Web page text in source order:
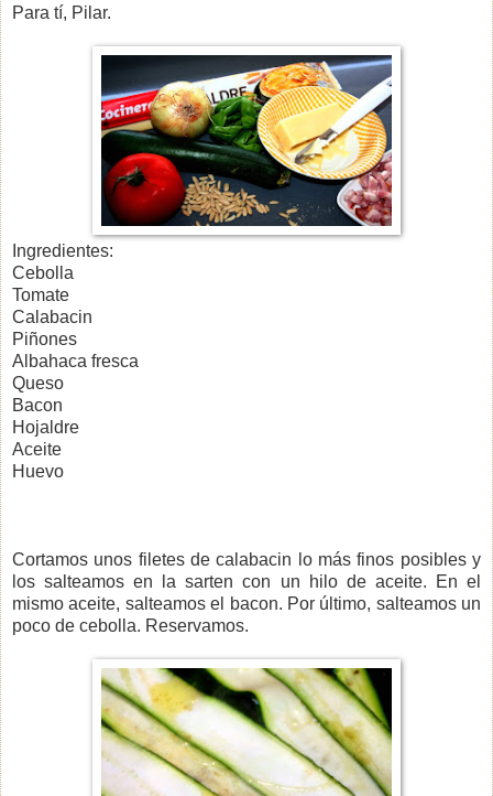
Para tí, Pilar.
Ingredientes:
Cebolla
Tomate
Calabacin
Piñones
Albahaca fresca
Queso
Bacon
Hojaldre
Aceite
Huevo
Cortamos unos filetes de calabacin lo más finos posibles y
los salteamos en la sarten con un hilo de aceite. En el
mismo aceite, salteamos el bacon. Por último, salteamos un
poco de cebolla. Reservamos.